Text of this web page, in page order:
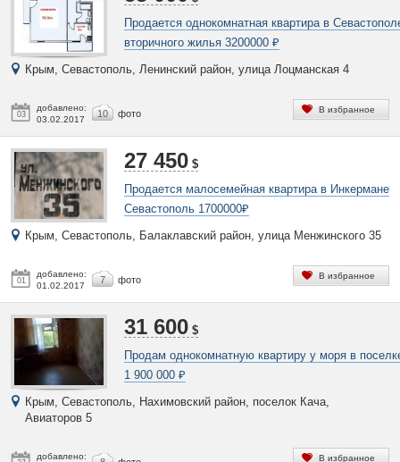
03
добавлено:
03.02.2017
10 фото
Продается однокомнатная квартира в
вторичного жилья 3200000 ₽
Крым, Севастополь, Ленинский район, улица Лоцманская 4
В избранное
01
добавлено:
01.02.2017
7 фото
27 450 $
Продается малосемейная квартира в Инкермане
Севастополь 1700000₽
Крым, Севастополь, Балаклавский район, улица Менжинского 35
В избранное
добавлено:
31 600 $
Продам однокомнатную квартиру у моря в
1 900 000 ₽
Крым, Севастополь, Нахимовский район, поселок Кача,
Авиаторов 5
В избранное